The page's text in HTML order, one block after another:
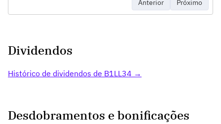
Anterior Próximo
Dividendos
Histórico de dividendos de B1LL34 →
Desdobramentos e bonificações